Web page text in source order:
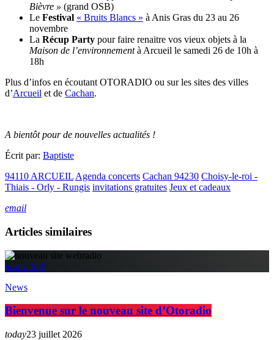
Bièvre » (grand OSB)
Le Festival « Bruits Blancs » à Anis Gras du 23 au 26
novembre
La Récup Party pour faire renaitre vos vieux objets à la
Maison de l’environnementà Arcueil le samedi 26 de 10h à
18h
Plus d’infos en écoutant OTORADIO ou sur les sites des villes
d’Arcueil et de Cachan.
A bientôt pour de nouvelles actualités !
Écrit par: Baptiste
94110 ARCUEIL Agenda concerts Cachan 94230 Choisy-le-roi -
Thiais - Orly - Rungis invitations gratuites Jeux et cadeaux
email
Articles similaires
insert_link
News
Bienvenue sur le nouveau site d’Otoradio
today23 juillet 2026